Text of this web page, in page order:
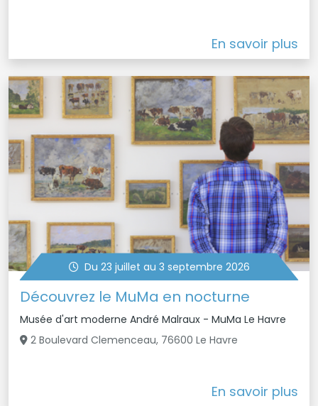
En savoir plus
Du 23 juillet au 3 septembre 2026
Découvrez le MuMa en nocturne
Musée d'art moderne André Malraux - MuMa Le Havre
2 Boulevard Clemenceau, 76600 Le Havre
En savoir plus